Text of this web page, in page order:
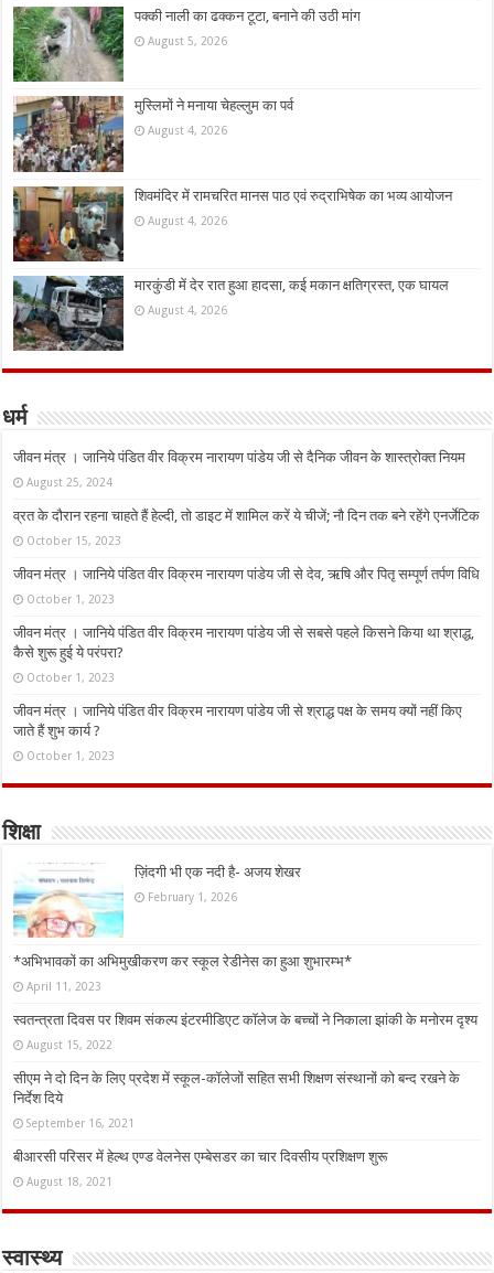
पक्की नाली का ढक्कन टूटा, बनाने की उठी मांग
August 5, 2026
मुस्लिमों ने मनाया चेहल्लुम का पर्व
August 4, 2026
शिवमंदिर में रामचरित मानस पाठ एवं रुद्राभिषेक का भव्य आयोजन
August 4, 2026
मारकुंडी में देर रात हुआ हादसा, कई मकान क्षतिग्रस्त, एक घायल
August 4, 2026
धर्म
जीवन मंत्र । जानिये पंडित वीर विक्रम नारायण पांडेय जी से दैनिक जीवन के शास्त्रोक्त नियम
August 25, 2024
व्रत के दौरान रहना चाहते हैं हेल्दी, तो डाइट में शामिल करें ये चीजें; नौ दिन तक बने रहेंगे एनर्जेटिक
October 15, 2023
जीवन मंत्र । जानिये पंडित वीर विक्रम नारायण पांडेय जी से देव, ऋषि और पितृ सम्पूर्ण तर्पण विधि
October 1, 2023
जीवन मंत्र । जानिये पंडित वीर विक्रम नारायण पांडेय जी से सबसे पहले किसने किया था श्राद्ध,
कैसे शुरू हुई ये परंपरा?
October 1, 2023
जीवन मंत्र । जानिये पंडित वीर विक्रम नारायण पांडेय जी से श्राद्ध पक्ष के समय क्यों नहीं किए
जाते हैं शुभ कार्य ?
October 1, 2023
शिक्षा
ज़िंदगी भी एक नदी है- अजय शेखर
February 1, 2026
*अभिभावकों का अभिमुखीकरण कर स्कूल रेडीनेस का हुआ शुभारम्भ*
April 11, 2023
स्वतन्त्रता दिवस पर शिवम संकल्प इंटरमीडिएट कॉलेज के बच्चों ने निकाला झांकी के मनोरम दृश्य
August 15, 2022
सीएम ने दो दिन के लिए प्रदेश में स्कूल-कॉलेजों सहित सभी शिक्षण संस्थानों को बन्द रखने के
निर्देश दिये
September 16, 2021
बीआरसी परिसर में हेल्थ एण्ड वेलनेस एम्बेसडर का चार दिवसीय प्रशिक्षण शुरू
August 18, 2021
स्वास्थ्य